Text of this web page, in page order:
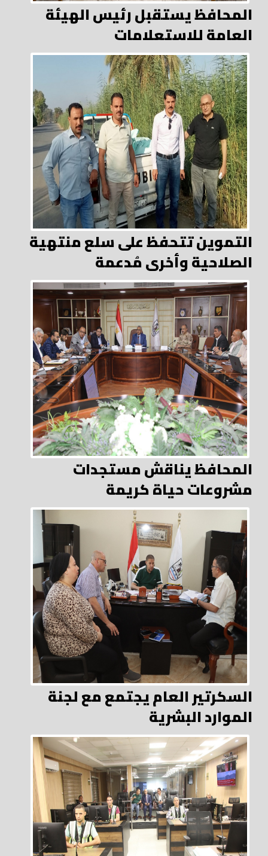
المحافظ يستقبل رئيس الهيئة
العامة للاستعلامات
التموين تتحفظ على سلع منتهية
الصلاحية وأخرى مُدعمة
المحافظ يناقش مستجدات
مشروعات حياة كريمة
السكرتير العام يجتمع مع لجنة
الموارد البشرية